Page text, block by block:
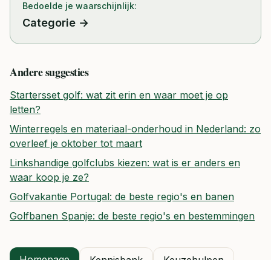
Bedoelde je waarschijnlijk:
Categorie →
Andere suggesties
Startersset golf: wat zit erin en waar moet je op
letten?
Winterregels en materiaal-onderhoud in Nederland: zo
overleef je oktober tot maart
Linkshandige golfclubs kiezen: wat is er anders en
waar koop je ze?
Golfvakantie Portugal: de beste regio's en banen
Golfbanen Spanje: de beste regio's en bestemmingen